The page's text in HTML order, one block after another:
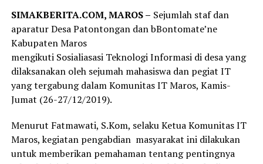
SIMAKBERITA.COM, MAROS – Sejumlah staf dan
aparatur Desa Patontongan dan bBontomate’ne
Kabupaten Maros
mengikuti Sosialiasasi Teknologi Informasi di desa yang
dilaksanakan oleh sejumah mahasiswa dan pegiat IT
yang tergabung dalam Komunitas IT Maros, Kamis-
Jumat (26-27/12/2019).
Menurut Fatmawati, S.Kom, selaku Ketua Komunitas IT
Maros, kegiatan pengabdian masyarakat ini dilakukan
untuk memberikan pemahaman tentang pentingnya